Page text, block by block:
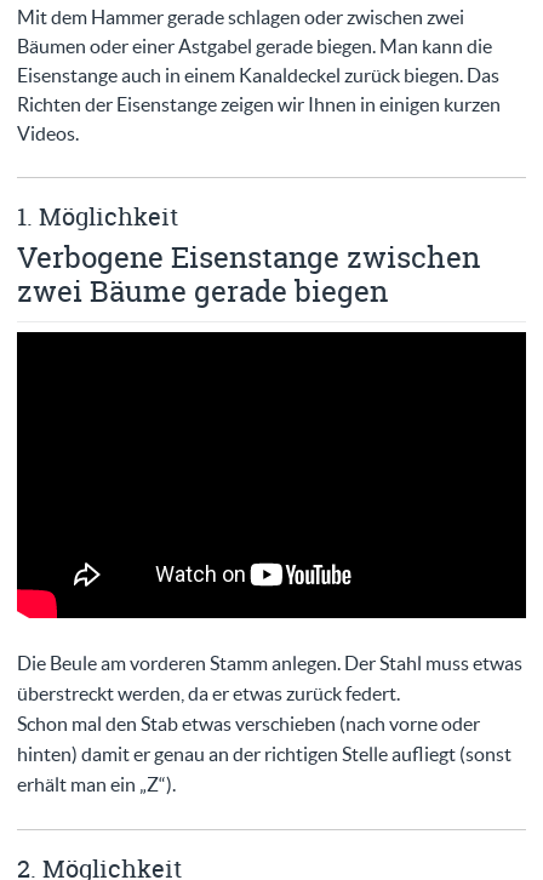
Mit dem Hammer gerade schlagen oder zwischen zwei
Bäumen oder einer Astgabel gerade biegen. Man kann die
Eisenstange auch in einem Kanaldeckel zurück biegen. Das
Richten der Eisenstange zeigen wir Ihnen in einigen kurzen
Videos.
1. Möglichkeit
Verbogene Eisenstange zwischen
zwei Bäume gerade biegen
Die Beule am vorderen Stamm anlegen. Der Stahl muss etwas
überstreckt werden, da er etwas zurück federt.
Schon mal den Stab etwas verschieben (nach vorne oder
hinten) damit er genau an der richtigen Stelle aufliegt (sonst
erhält man ein „Z“).
2. Möglichkeit